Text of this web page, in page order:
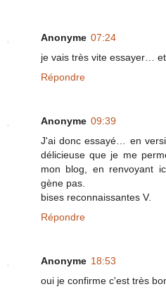
Anonyme 07:24
je vais très vite essayer…
Répondre
Anonyme 09:39
J'ai donc essayé… en
délicieuse que je me
mon blog, en renvoyant
gène pas.
bises reconnaissantes V.
Répondre
Anonyme 18:53
oui je confirme c'est très